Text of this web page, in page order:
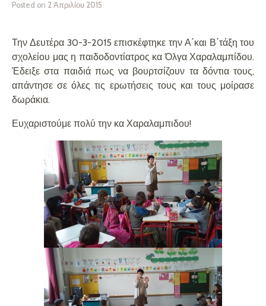
Posted on 2 Απριλίου 2015
Την Δευτέρα 30-3-2015 επισκέφτηκε την Α΄και Β΄τάξη του
σχολείου μας η παιδοδοντίατρος κα Όλγα Χαραλαμπίδου.
Έδειξε στα παιδιά πως να βουρτσίζουν τα δόντια τους,
απάντησε σε όλες τις ερωτήσεις τους και τους μοίρασε
δωράκια.
Ευχαριστούμε πολύ την κα Χαραλαμπιδου!